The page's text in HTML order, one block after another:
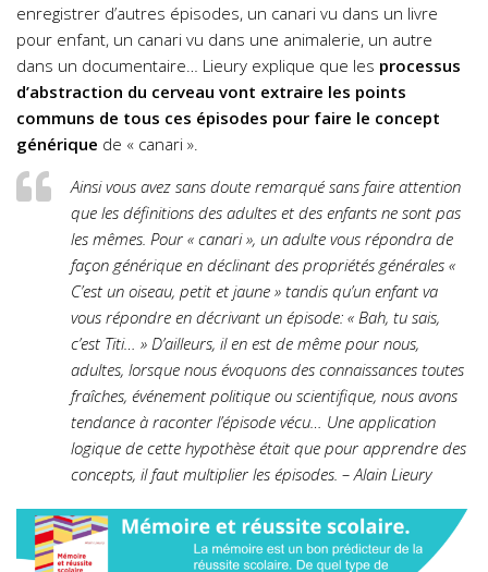
enregistrer d’autres épisodes, un canari vu dans un livre
pour enfant, un canari vu dans une animalerie, un autre
dans un documentaire… Lieury explique que les processus
d’abstraction du cerveau vont extraire les points
communs de tous ces épisodes pour faire le concept
générique de « canari ».
Ainsi vous avez sans doute remarqué sans faire attention
que les définitions des adultes et des enfants ne sont pas
les mêmes. Pour « canari », un adulte vous répondra de
façon générique en déclinant des propriétés générales «
C’est un oiseau, petit et jaune » tandis qu’un enfant va
vous répondre en décrivant un épisode: « Bah, tu sais,
c’est Titi… » D’ailleurs, il en est de même pour nous,
adultes, lorsque nous évoquons des connaissances toutes
fraîches, événement politique ou scientifique, nous avons
tendance à raconter l’épisode vécu… Une application
logique de cette hypothèse était que pour apprendre des
concepts, il faut multiplier les épisodes. – Alain Lieury